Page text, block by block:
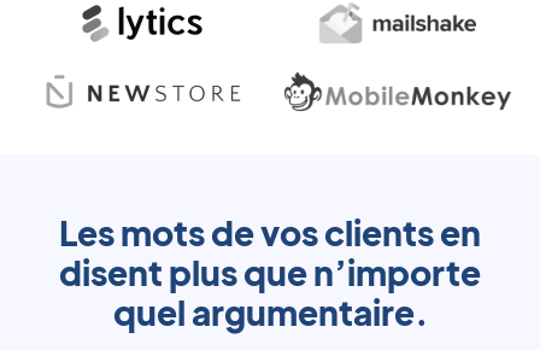
Les mots de vos clients en
disent plus que n’importe
quel argumentaire.